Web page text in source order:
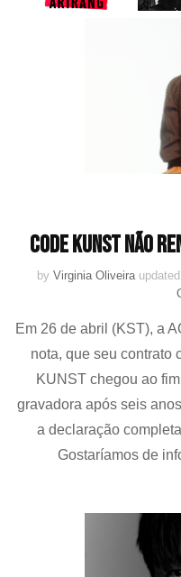
Code Kunst não
by Virginia Oliveira
Em 26 de abril (KST), a
nota, que seu contrato
KUNST chegou ao
gravadora após seis
a declaração
Gostaríamos de